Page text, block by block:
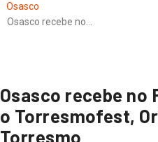
Osasco
Osasco recebe no…
Osasco recebe no
o Torresmofest,
Torresmo